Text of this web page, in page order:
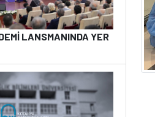
LANSMANINDA YER